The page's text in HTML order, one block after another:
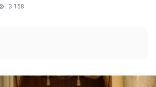
3 158